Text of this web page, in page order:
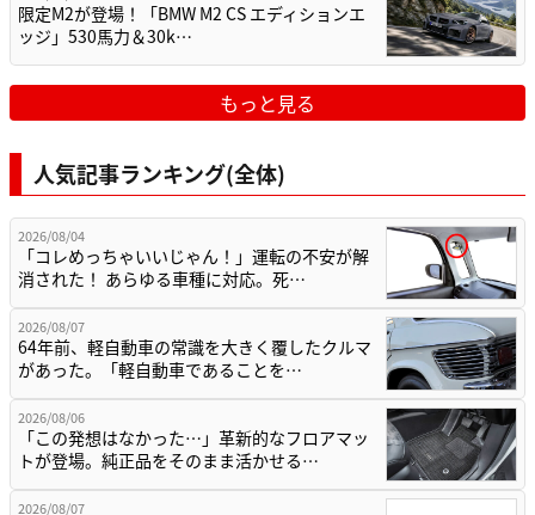
限定M2が登場！「BMW M2 CS エディションエ
ッジ」530馬力＆30k…
もっと見る
人気記事ランキング(全体)
2026/08/04
「コレめっちゃいいじゃん！」運転の不安が解
消された！ あらゆる車種に対応。死…
2026/08/07
64年前、軽自動車の常識を大きく覆したクルマ
があった。「軽自動車であることを…
2026/08/06
「この発想はなかった…」革新的なフロアマッ
トが登場。純正品をそのまま活かせる…
2026/08/07